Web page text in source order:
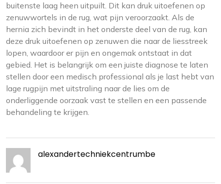
buitenste laag heen uitpuilt. Dit kan druk uitoefenen op
zenuwwortels in de rug, wat pijn veroorzaakt. Als de
hernia zich bevindt in het onderste deel van de rug, kan
deze druk uitoefenen op zenuwen die naar de liesstreek
lopen, waardoor er pijn en ongemak ontstaat in dat
gebied. Het is belangrijk om een juiste diagnose te laten
stellen door een medisch professional als je last hebt van
lage rugpijn met uitstraling naar de lies om de
onderliggende oorzaak vast te stellen en een passende
behandeling te krijgen.
alexandertechniekcentrumbe